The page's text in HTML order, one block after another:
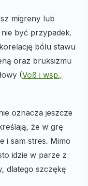
migreny lub
być przypadek.
bólu stawu
oraz bruksizmu
(Voß i wsp.,
oznacza jeszcze
że w grę
i sam stres. Mimo
idzie w parze z
dlatego szczękę